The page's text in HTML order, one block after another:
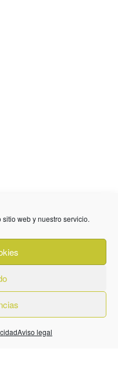
web y nuestro servicio.
Aviso legal
Fuente Palmera
Cookies
Contacto